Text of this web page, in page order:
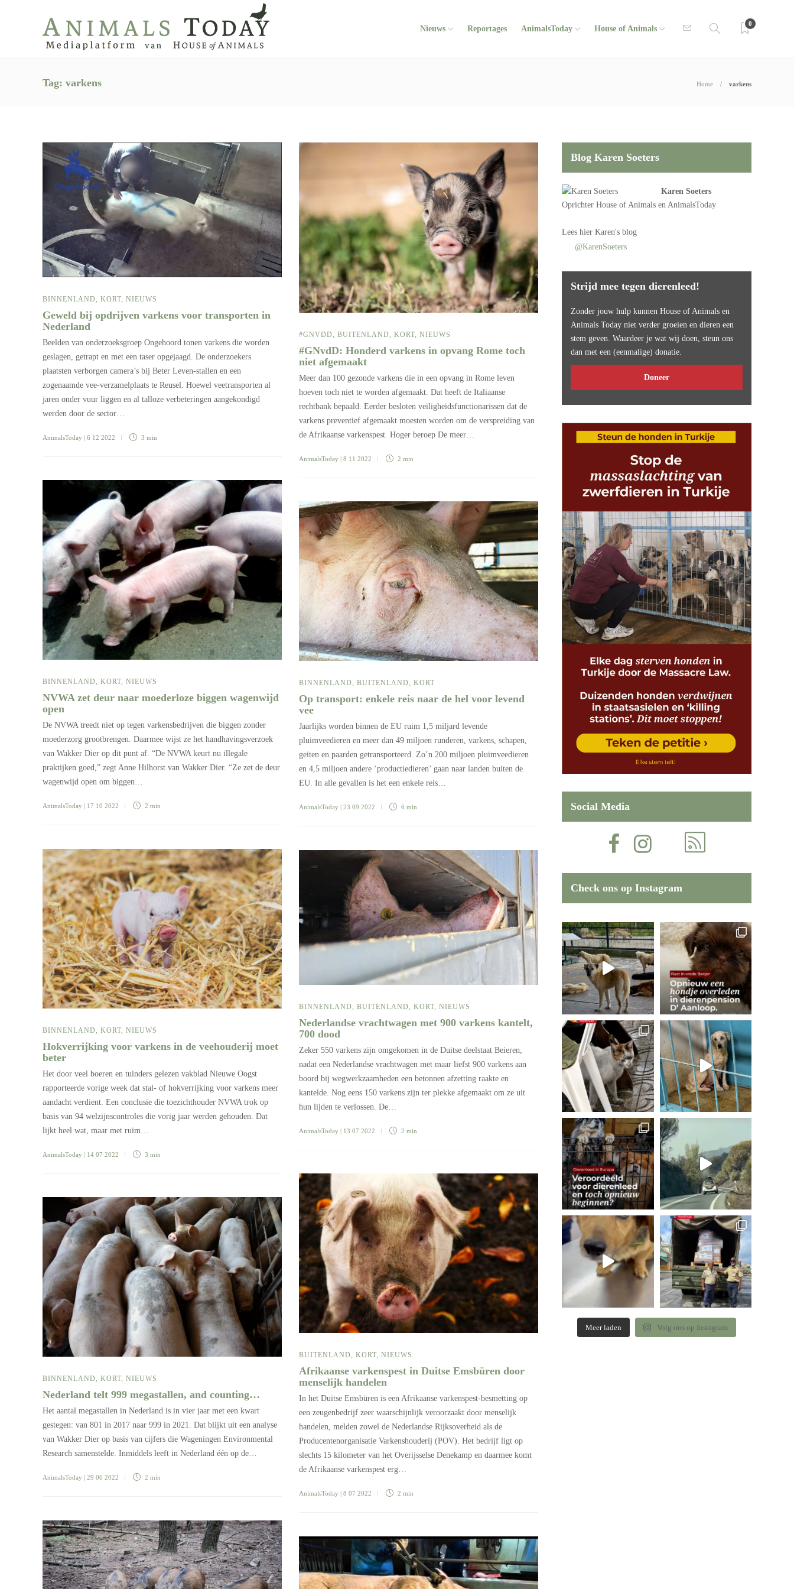
Nieuws Reportages AnimalsToday House of Animals
0
Tag: varkens Home varkens
BINNENLAND KORT NIEUWS
Geweld bij opdrijven varkens voor transporten in
Nederland
Beelden van onderzoeksgroep Ongehoord tonen varkens die worden
geslagen, getrapt en met een taser opgejaagd. De onderzoekers
plaatsten verborgen camera’s bij Beter Leven-stallen en een
zogenaamde vee-verzamelplaats te Reusel. Hoewel veetransporten al
jaren onder vuur liggen en al talloze verbeteringen aangekondigd
werden door de sector…
AnimalsToday | 6 12 2022 3 min
#GNVDD BUITENLAND KORT NIEUWS
#GNvdD: Honderd varkens in opvang Rome toch
niet afgemaakt
Meer dan 100 gezonde varkens die in een opvang in Rome leven
hoeven toch niet te worden afgemaakt. Dat heeft de Italiaanse
rechtbank bepaald. Eerder besloten veiligheidsfunctionarissen dat de
varkens preventief afgemaakt moesten worden om de verspreiding van
de Afrikaanse varkenspest. Hoger beroep De meer…
AnimalsToday | 8 11 2022 2 min
BINNENLAND KORT NIEUWS
NVWA zet deur naar moederloze biggen wagenwijd
open
De NVWA treedt niet op tegen varkensbedrijven die biggen zonder
moederzorg grootbrengen. Daarmee wijst ze het handhavingsverzoek
van Wakker Dier op dit punt af. “De NVWA keurt nu illegale
praktijken goed,” zegt Anne Hilhorst van Wakker Dier. “Ze zet de deur
wagenwijd open om biggen…
AnimalsToday | 17 10 2022 2 min
BINNENLAND BUITENLAND KORT
Op transport: enkele reis naar de hel voor levend
vee
Jaarlijks worden binnen de EU ruim 1,5 miljard levende
pluimveedieren en meer dan 49 miljoen runderen, varkens, schapen,
geiten en paarden getransporteerd. Zo’n 200 miljoen pluimveedieren
en 4,5 miljoen andere ‘productiedieren’ gaan naar landen buiten de
EU. In alle gevallen is het een enkele reis…
AnimalsToday | 23 09 2022 6 min
BINNENLAND KORT NIEUWS
Hokverrijking voor varkens in de veehouderij moet
beter
Het door veel boeren en tuinders gelezen vakblad Nieuwe Oogst
rapporteerde vorige week dat stal- of hokverrijking voor varkens meer
aandacht verdient. Een conclusie die toezichthouder NVWA trok op
basis van 94 welzijnscontroles die vorig jaar werden gehouden. Dat
lijkt heel wat, maar met ruim…
AnimalsToday | 14 07 2022 3 min
BINNENLAND BUITENLAND KORT NIEUWS
Nederlandse vrachtwagen met 900 varkens kantelt,
700 dood
Zeker 550 varkens zijn omgekomen in de Duitse deelstaat Beieren,
nadat een Nederlandse vrachtwagen met maar liefst 900 varkens aan
boord bij wegwerkzaamheden een betonnen afzetting raakte en
kantelde. Nog eens 150 varkens zijn ter plekke afgemaakt om ze uit
hun lijden te verlossen. De…
AnimalsToday | 13 07 2022 2 min
BUITENLAND KORT NIEUWS
Afrikaanse varkenspest in Duitse Emsbüren door
menselijk handelen
In het Duitse Emsbüren is een Afrikaanse varkenspest-besmetting op
een zeugenbedrijf zeer waarschijnlijk veroorzaakt door menselijk
handelen, melden zowel de Nederlandse Rijksoverheid als de
Producentenorganisatie Varkenshouderij (POV). Het bedrijf ligt op
slechts 15 kilometer van het Overijsselse Denekamp en daarmee komt
de Afrikaanse varkenspest erg…
AnimalsToday | 8 07 2022 2 min
BINNENLAND KORT NIEUWS
Nederland telt 999 megastallen, and counting…
Het aantal megastallen in Nederland is in vier jaar met een kwart
gestegen: van 801 in 2017 naar 999 in 2021. Dat blijkt uit een analyse
van Wakker Dier op basis van cijfers die Wageningen Environmental
Research samenstelde. Inmiddels leeft in Nederland één op de…
AnimalsToday | 29 06 2022 2 min
Blog Karen Soeters
Karen Soeters
OprichterHouse of Animals en AnimalsToday
Leeshier Karen's blog
@KarenSoeters
Strijd mee tegen dierenleed!
Zonder jouw hulp kunnen House of Animals en
Animals Today niet verder groeien en dieren een
stem geven. Waardeer je wat wij doen, steun ons
dan met een (eenmalige) donatie.
Doneer
Social Media
Check ons op Instagram
Meer laden Volg ons op Instagram